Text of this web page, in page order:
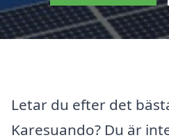
Letar du efter det
Karesuando? Du är